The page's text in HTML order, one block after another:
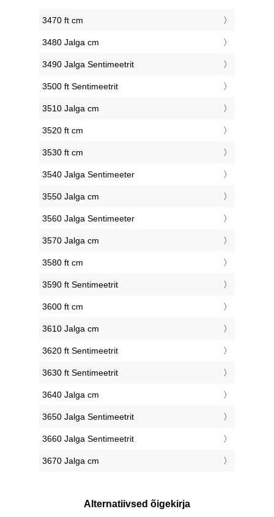
3470 ft cm
3480 Jalga cm
3490 Jalga Sentimeetrit
3500 ft Sentimeetrit
3510 Jalga cm
3520 ft cm
3530 ft cm
3540 Jalga Sentimeeter
3550 Jalga cm
3560 Jalga Sentimeeter
3570 Jalga cm
3580 ft cm
3590 ft Sentimeetrit
3600 ft cm
3610 Jalga cm
3620 ft Sentimeetrit
3630 ft Sentimeetrit
3640 Jalga cm
3650 Jalga Sentimeetrit
3660 Jalga Sentimeetrit
3670 Jalga cm
Alternatiivsed õigekirja